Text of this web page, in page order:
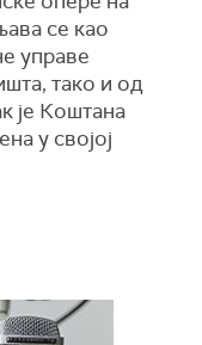
се као
управе
тако и од
је Коштана
у својој